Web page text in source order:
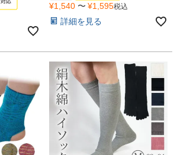
¥1,540 〜 ¥1,595税込
詳細を見る